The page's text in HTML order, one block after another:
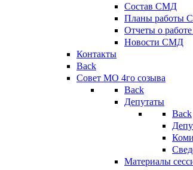
Состав СМД
Планы работы
Отчеты о
Новости СМД
Контакты
Back
Совет МО 4го созыва
Back
Депутаты
Back
Материалы